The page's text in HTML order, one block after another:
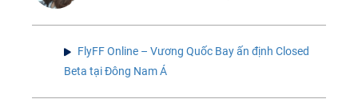
FlyFF Online – Vương Quốc Bay ấn định Closed
Beta tại Đông Nam Á